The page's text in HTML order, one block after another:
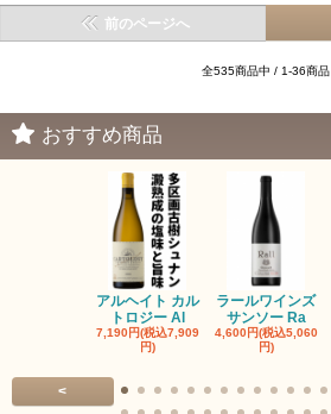
前のページへ
全535商品中 / 1-36商品
おすすめ商品
アルヘイト カル
トロジー Al
7,190円(税込7,909
円)
ラールワインズ
サンソー Ra
4,600円(税込5,060
円)
<